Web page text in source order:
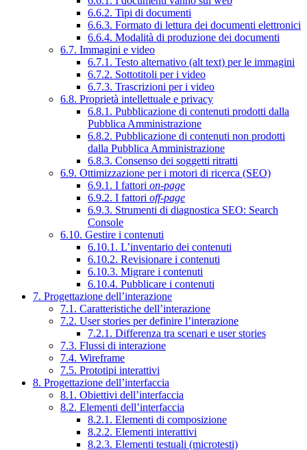
6.6.2. Tipi di documenti
6.6.3. Formato di lettura dei documenti elettronici
6.6.4. Modalità di produzione dei documenti
6.7. Immagini e video
6.7.1. Testo alternativo (alt text) per le immagini
6.7.2. Sottotitoli per i video
6.7.3. Trascrizioni per i video
6.8. Proprietà intellettuale e privacy
6.8.1. Pubblicazione di contenuti prodotti dalla
Pubblica Amministrazione
6.8.2. Pubblicazione di contenuti non prodotti
dalla Pubblica Amministrazione
6.8.3. Consenso dei soggetti ritratti
6.9. Ottimizzazione per i motori di ricerca (SEO)
6.9.1. I fattori on-page
6.9.2. I fattori off-page
6.9.3. Strumenti di diagnostica SEO: Search
Console
6.10. Gestire i contenuti
6.10.1. L’inventario dei contenuti
6.10.2. Revisionare i contenuti
6.10.3. Migrare i contenuti
6.10.4. Pubblicare i contenuti
7. Progettazione dell’interazione
7.1. Caratteristiche dell’interazione
7.2. User stories per definire l’interazione
7.2.1. Differenza tra scenari e user stories
7.3. Flussi di interazione
7.4. Wireframe
7.5. Prototipi interattivi
8. Progettazione dell’interfaccia
8.1. Obiettivi dell’interfaccia
8.2. Elementi dell’interfaccia
8.2.1. Elementi di composizione
8.2.2. Elementi interattivi
8.2.3. Elementi testuali (microtesti)